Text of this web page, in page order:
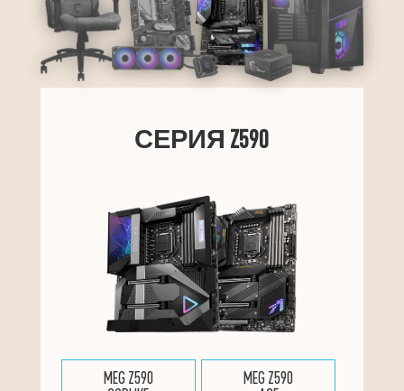
СЕРИЯ Z590
MEG Z590
MEG Z590